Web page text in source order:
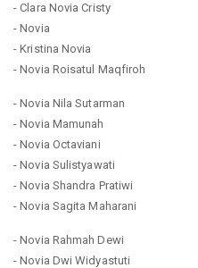
- Clara Novia Cristy
- Novia
- Kristina Novia
- Novia Roisatul Maqfiroh
- Novia Nila Sutarman
- Novia Mamunah
- Novia Octaviani
- Novia Sulistyawati
- Novia Shandra Pratiwi
- Novia Sagita Maharani
- Novia Rahmah Dewi
- Novia Dwi Widyastuti